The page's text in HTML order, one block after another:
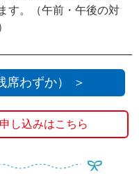
す。（午前・午後の対
席わずか） ＞
し込みはこちら